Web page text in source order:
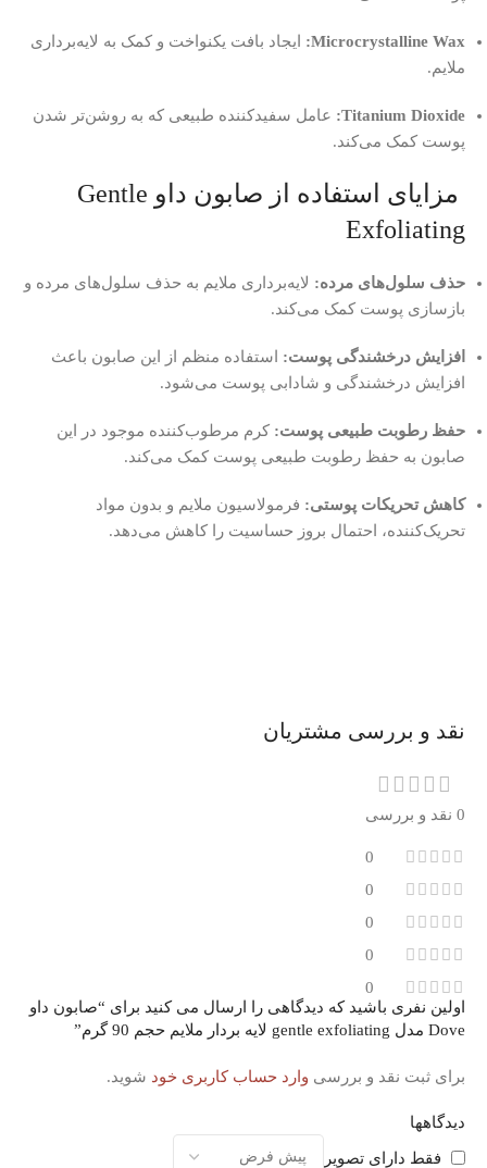
Microcrystalline Wax:
ایجاد بافت یکنواخت و کمک به لایه‌برداری
ملایم.
Titanium Dioxide:
عامل سفیدکننده طبیعی که به روشن‌تر شدن
پوست کمک می‌کند.
مزایای استفاده از صابون داو Gentle
Exfoliating
حذف سلول‌های مرده: لایه‌برداری ملایم به حذف سلول‌های مرده و
بازسازی پوست کمک می‌کند.
افزایش درخشندگی پوست: استفاده منظم از این صابون باعث
افزایش درخشندگی و شادابی پوست می‌شود.
حفظ رطوبت طبیعی پوست: کرم مرطوب‌کننده موجود در این
صابون به حفظ رطوبت طبیعی پوست کمک می‌کند.
کاهش تحریکات پوستی: فرمولاسیون ملایم و بدون مواد
تحریک‌کننده، احتمال بروز حساسیت را کاهش می‌دهد.
نقد و بررسی مشتریان
0 نقد و بررسی
0
0
0
0
0
دیدگاهها
فقط دارای تصویر
اولین نفری باشید که دیدگاهی را ارسال می کنید برای “صابون داو
Dove مدل gentle exfoliating لایه بردار ملایم حجم 90 گرم”
برای ثبت نقد و بررسی وارد حساب کاربری خود شوید.